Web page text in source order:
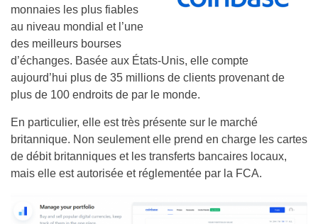
monnaies les plus fiables
au niveau mondial et l’une
des meilleurs bourses
d’échanges. Basée aux États-Unis, elle compte
aujourd’hui plus de 35 millions de clients provenant de
plus de 100 endroits de par le monde.
En particulier, elle est très présente sur le marché
britannique. Non seulement elle prend en charge les cartes
de débit britanniques et les transferts bancaires locaux,
mais elle est autorisée et réglementée par la FCA.